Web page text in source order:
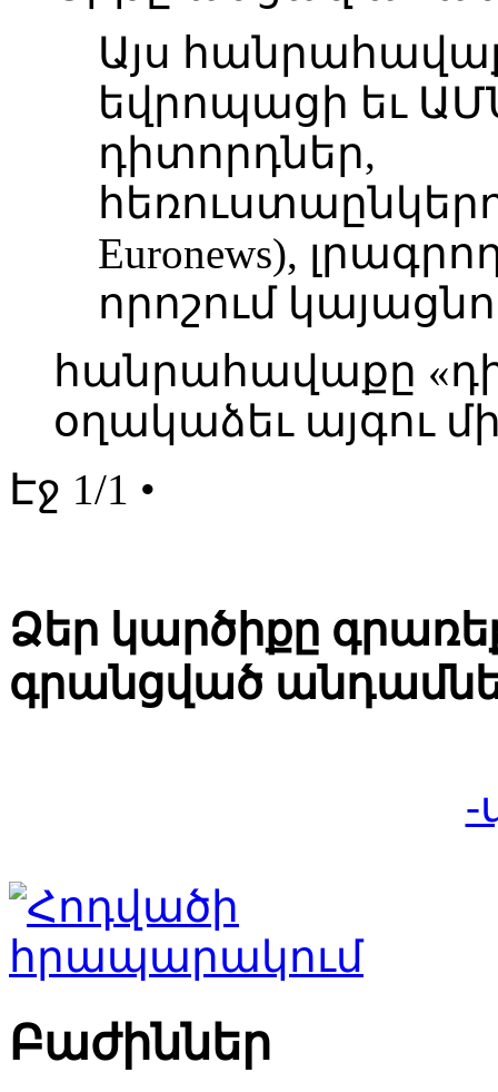
Այս
եվրոպացի եւ
դիտորդներ,
Euronews),
որոշում
հանրահավաքը
օղակաձեւ այգու
Էջ 1/1 •
Ձեր կարծիքը
գրանցված
-
Բաժիններ